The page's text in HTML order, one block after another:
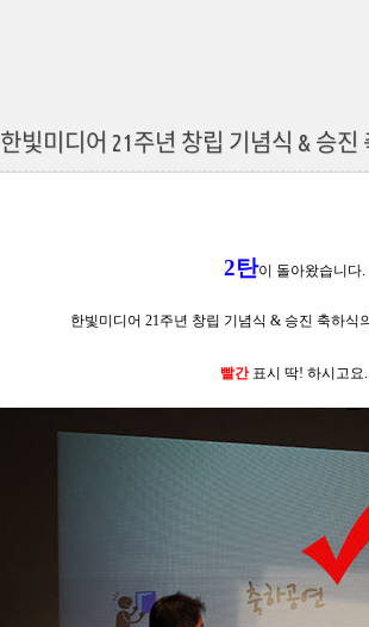
한빛미디어 21주년 창립 기념식 & 승진
2탄이 돌아왔습니다.
한빛미디어 21주년 창립 기념식 & 승진 축하식의
빨간표시 딱! 하시고요.